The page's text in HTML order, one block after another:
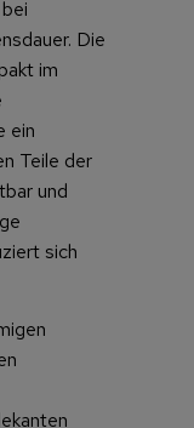
Die
im
ein
Teile der
und
sich